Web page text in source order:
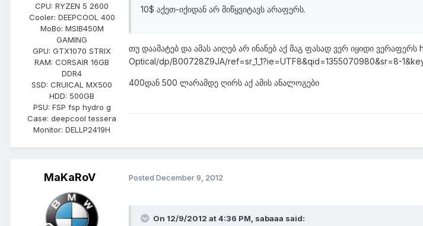
CPU: RYZEN 5 2600
Cooler: DEEPCOOL 400
MoBo: MSIB450M
GAMING
GPU: GTX1070 STRIX
RAM: CORSAIR 16GB
DDR4
SSD: CRUICAL MX500
HDD: 500GB
PSU: FSP fsp hydro g
Case: deepcool tessera
Monitor: DELLP2419H
10$ აქეთ-იქიდან არ მიწყვიტავს არაფერს.
თუ დაამატებ და ამას აიღებ არ ინანებ აქ მაგ ფასად ვერ იყიდი
Optical/dp/B00728Z9JA/ref=sr_1_1?ie=UTF8&qid=1355070980&sr=8-
400დან 500 ლარამდე ღირს აქ ამის ანალოგები
MaKaRoV Posted December 9, 2012
On 12/9/2012 at 4:36 PM, sabaaa said: